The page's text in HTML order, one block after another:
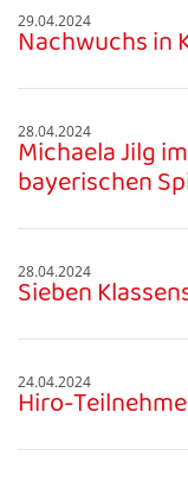
29.04.2024
Nachwuchs in
28.04.2024
Michaela Jilg
bayerischen
28.04.2024
Sieben
24.04.2024
Hiro-